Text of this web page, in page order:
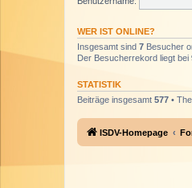
WER IST ONLINE?
Insgesamt sind 7 Besucher
Der Besucherrekord liegt bei
STATISTIK
Beiträge insgesamt 577 •
ISDV-Homepage